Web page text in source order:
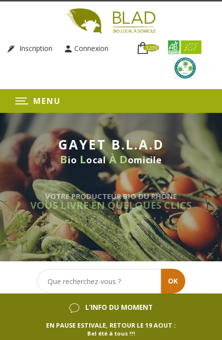
Inscription Connexion 3209
MENU
GAYET B.L.A.D
Bio LocalÀ Domicile
VOTRE PRODUCTEUR BIO DU RHÔNE
VOUS LIVRE EN QUELQUES CLICS
OK
L’INFO DU MOMENT
EN PAUSE ESTIVALE, RETOUR LE 19 AOUT :
Bel été à tous !!!